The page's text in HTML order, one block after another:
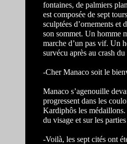
fontaines, de palmiers
est composée de sept
sculptées d’ornements et
son sommet. Un homme
marche d’un pas vif. Un
survécu après au crash
-Cher Manaco soit le
Manaco s’agenouille
progressent dans les
Kardiphôs les médaillons.
du visage et sur les
-Voilà, les sept cités ont